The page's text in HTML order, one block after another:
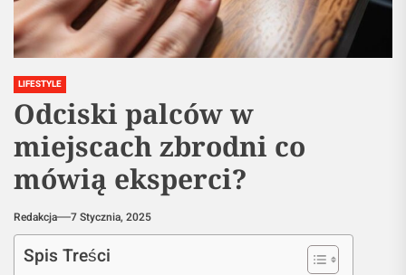
LIFESTYLE
Odciski palców w
miejscach zbrodni co
mówią eksperci?
Redakcja 7 Stycznia, 2025
Spis Treści